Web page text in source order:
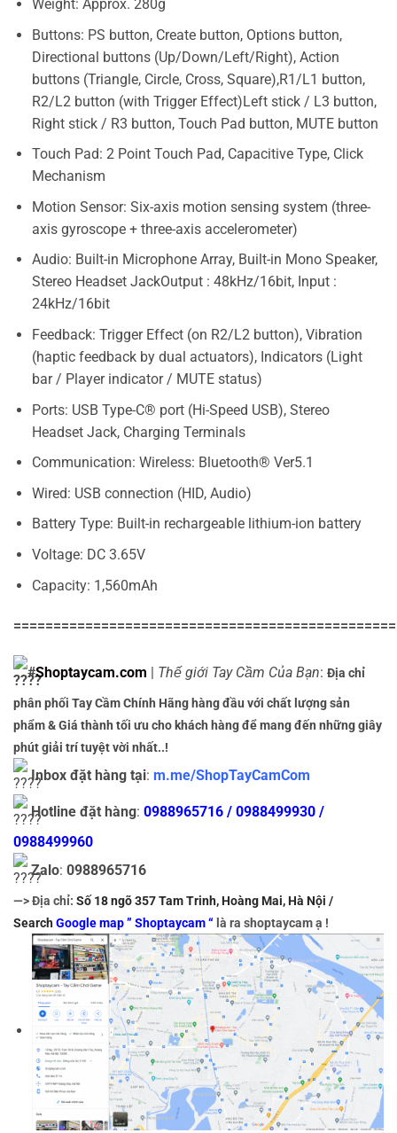
Weight: Approx. 280g
Buttons: PS button, Create button, Options button,
Directional buttons (Up/Down/Left/Right), Action
buttons (Triangle, Circle, Cross, Square),R1/L1 button,
R2/L2 button (with Trigger Effect)Left stick / L3 button,
Right stick / R3 button, Touch Pad button, MUTE button
Touch Pad: 2 Point Touch Pad, Capacitive Type, Click
Mechanism
Motion Sensor: Six-axis motion sensing system (three-
axis gyroscope + three-axis accelerometer)
Audio: Built-in Microphone Array, Built-in Mono Speaker,
Stereo Headset JackOutput : 48kHz/16bit, Input :
24kHz/16bit
Feedback: Trigger Effect (on R2/L2 button), Vibration
(haptic feedback by dual actuators), Indicators (Light
bar / Player indicator / MUTE status)
Ports: USB Type-C® port (Hi-Speed USB), Stereo
Headset Jack, Charging Terminals
Communication: Wireless: Bluetooth® Ver5.1
Wired: USB connection (HID, Audio)
Battery Type: Built-in rechargeable lithium-ion battery
Voltage: DC 3.65V
Capacity: 1,560mAh
#Shoptaycam.com | Thế giới Tay Cầm Của Bạn: Địa chỉ
phân phối Tay Cầm Chính Hãng hàng đầu với chất lượng sản
phẩm & Giá thành tối ưu cho khách hàng để mang đến những giây
phút giải trí tuyệt vời nhất..!
Inbox đặt hàng tại: m.me/ShopTayCamCom
Hotline đặt hàng: 0988965716 / 0988499930 /
0988499960
Zalo: 0988965716
—> Địa chỉ: Số 18 ngõ 357 Tam Trinh, Hoàng Mai, Hà Nội /
SearchGoogle map ” Shoptaycam “ là ra shoptaycam ạ !